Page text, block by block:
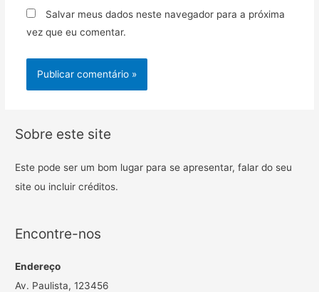
Salvar meus dados neste navegador para a próxima
vez que eu comentar.
Sobre este site
Este pode ser um bom lugar para se apresentar, falar do seu
site ou incluir créditos.
Encontre-nos
Endereço
Av. Paulista, 123456